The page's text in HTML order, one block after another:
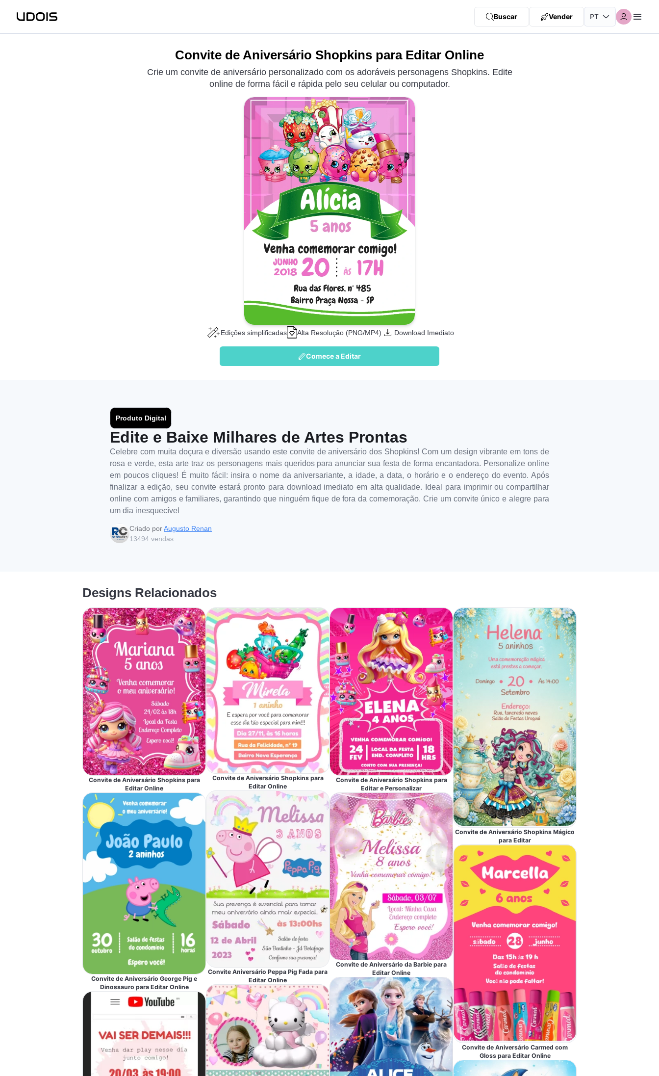
Buscar Vender
Convite de Aniversário Shopkins para Editar Online
Crie um convite de aniversário personalizado com os adoráveis personagens Shopkins. Edite
online de forma fácil e rápida pelo seu celular ou computador.
Edições simplificadas Alta Resolução (PNG/MP4) Download Imediato
Comece a Editar
Produto Digital
Edite e Baixe Milhares de Artes Prontas
Celebre com muita doçura e diversão usando este convite de aniversário dos Shopkins! Com um design vibrante em tons de
rosa e verde, esta arte traz os personagens mais queridos para anunciar sua festa de forma encantadora. Personalize online
em poucos cliques! É muito fácil: insira o nome da aniversariante, a idade, a data, o horário e o endereço do evento. Após
finalizar a edição, seu convite estará pronto para download imediato em alta qualidade. Ideal para imprimir ou compartilhar
online com amigos e familiares, garantindo que ninguém fique de fora da comemoração. Crie um convite único e alegre para
um dia inesquecível
Criado porAugusto Renan
13494 vendas
Designs Relacionados
Convite de Aniversário Shopkins para
Editar Online
Convite de Aniversário George Pig e
Dinossauro para Editar Online
Convite de Aniversário Shopkins para
Editar Online
Convite Aniversário Peppa Pig Fada para
Editar Online
Convite de Aniversário Shopkins para
Editar e Personalizar
Convite de Aniversário da Barbie para
Editar Online
Convite de Aniversário Shopkins Mágico
para Editar
Convite de Aniversário Carmed com
Gloss para Editar Online